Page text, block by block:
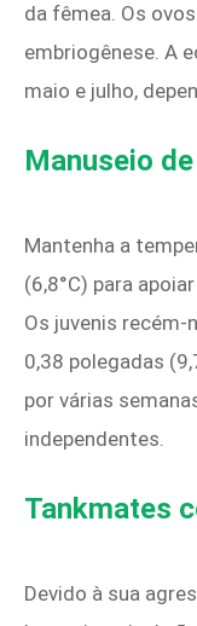
da fêmea. Os
embriogênese. A
maio e julho,
Manuseio
Mantenha a
(6,8°C) para
Os juvenis
0,38 polegadas
por várias
independentes.
Tankmates
Devido à sua